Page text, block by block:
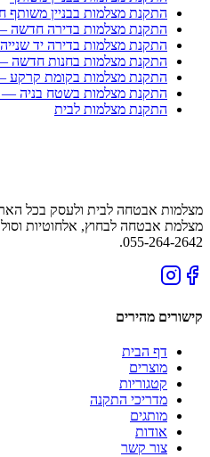
התקנת מצלמות בבניין משותף
התקנת מצלמות בדירה חדשה
התקנת מצלמות בדירה יד
התקנת מצלמות בחנות חדשה
התקנת מצלמות בקומת קרקע
התקנת מצלמות בשטח בניה —
התקנת מצלמות לבית
מצלמות אבטחה לבית ולעסק בכל
055-264-2642.
קישורים מהירים
דף הבית
מוצרים
קטגוריות
מדריכי התקנה
מותגים
אודות
צור קשר